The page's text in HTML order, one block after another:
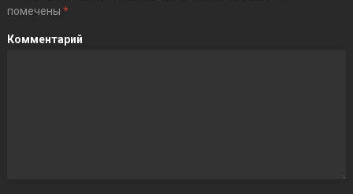
помечены *
Комментарий